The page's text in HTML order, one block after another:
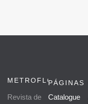
METROFLOR
Revista de
PÁGINAS
Catalogue